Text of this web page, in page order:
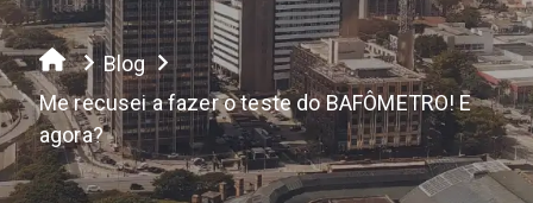
Blog
Me recusei a fazer o teste do BAFÔMETRO! E
agora?